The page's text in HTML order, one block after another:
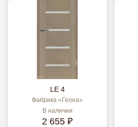
LE 4
Фабрика «Геона»
В наличии
2 655 ₽